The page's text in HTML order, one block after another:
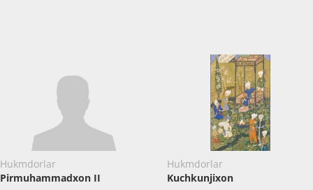
Hukmdorlar
Pirmuhammadxon II
Hukmdorlar
Kuchkunjixon